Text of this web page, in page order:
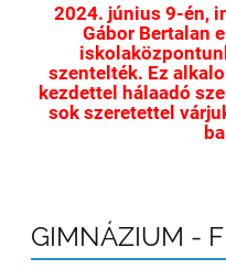
2024. június 9-én,
Gábor Bertalan
szentelték. Ez
kezdettel hálaadó
sok szeretettel
GIMNÁZIUM -